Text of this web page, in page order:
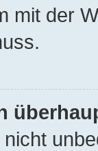
mit der